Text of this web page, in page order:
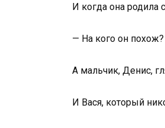
И когда она родила
— На кого он
А мальчик, Денис,
И Вася, который